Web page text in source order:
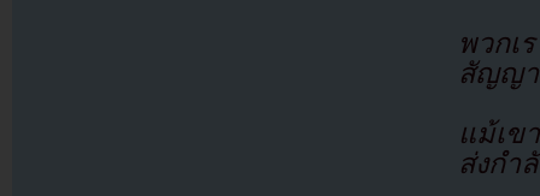
พวก
สัญญา
แม้เข
ส่งกำ